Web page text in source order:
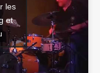
les
et